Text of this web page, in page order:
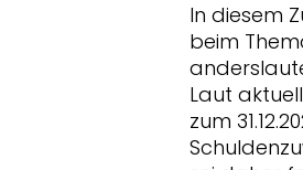
In diesem
beim
Laut
zum